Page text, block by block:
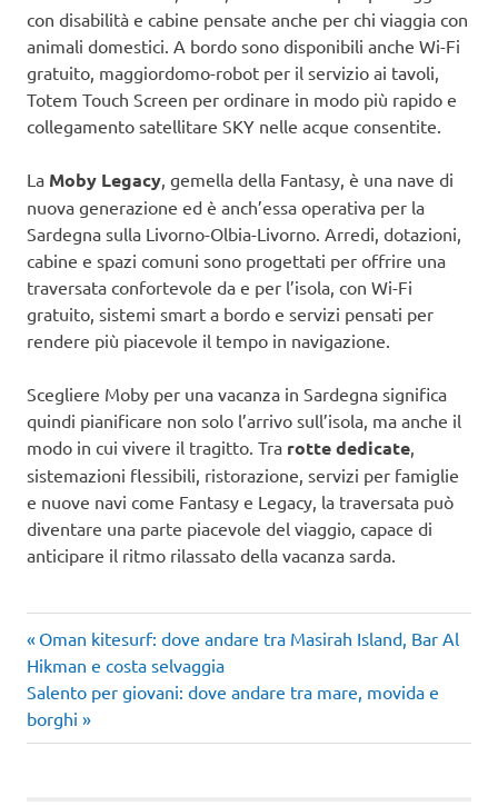
con disabilità e cabine pensate anche per chi viaggia con
animali domestici. A bordo sono disponibili anche Wi-Fi
gratuito, maggiordomo-robot per il servizio ai tavoli,
Totem Touch Screen per ordinare in modo più rapido e
collegamento satellitare SKY nelle acque consentite.
La Moby Legacy, gemella della Fantasy, è una nave di
nuova generazione ed è anch’essa operativa per la
Sardegna sulla Livorno-Olbia-Livorno. Arredi, dotazioni,
cabine e spazi comuni sono progettati per offrire una
traversata confortevole da e per l’isola, con Wi-Fi
gratuito, sistemi smart a bordo e servizi pensati per
rendere più piacevole il tempo in navigazione.
Scegliere Moby per una vacanza in Sardegna significa
quindi pianificare non solo l’arrivo sull’isola, ma anche il
modo in cui vivere il tragitto. Tra rotte dedicate,
sistemazioni flessibili, ristorazione, servizi per famiglie
e nuove navi come Fantasy e Legacy, la traversata può
diventare una parte piacevole del viaggio, capace di
anticipare il ritmo rilassato della vacanza sarda.
Navigazione
articoli
Articolo
precedente:
Oman kitesurf: dove andare tra Masirah Island, Bar Al
Hikman e costa selvaggia
Articolo
successivo:
Salento per giovani: dove andare tra mare, movida e
borghi